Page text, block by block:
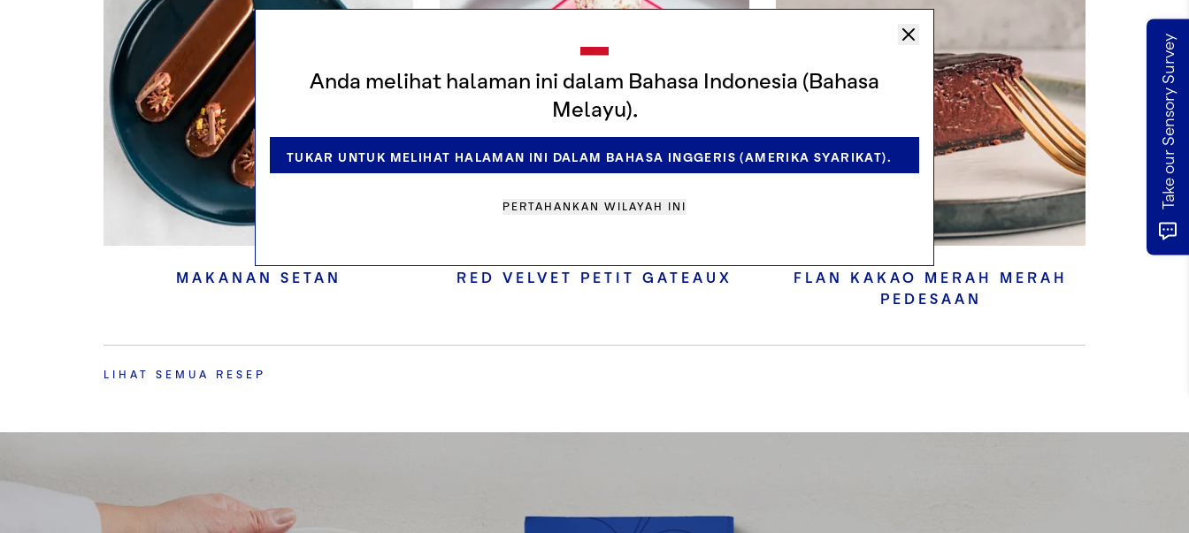
Anda melihat halaman ini dalam Bahasa Indonesia (Bahasa
Melayu).
TUKAR UNTUK MELIHAT HALAMAN INI DALAM BAHASA INGGERIS (AMERIKA SYARIKAT).
PERTAHANKAN WILAYAH INI
MAKANAN SETAN RED VELVET PETIT GATEAUX
FLAN KAKAO MERAH MERAH
PEDESAAN
LIHAT SEMUA RESEP
Take our Sensory Survey